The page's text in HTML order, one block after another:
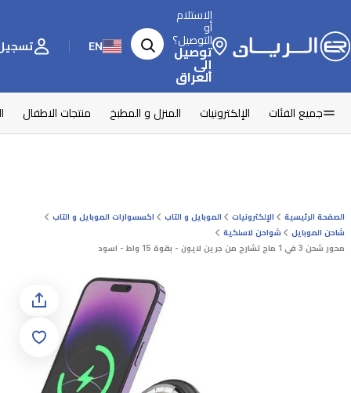
الاستلام
أو
التوصيل؟
توصيل
إلى
العراق
EN تسجيل
جميع الفئات الإلكترونيات المنزل و المطبخ منتجات الاطفال
الصفحة الرئيسية الإلكترونيات الموبايل و التاب
اكسسوارات الموبايل و التاب
شاحن الموبايل
شواحن لاسلكية
محور شحن 3 في 1 ماج تشارج من جرين لايون - بقوة 15 واط - اسود